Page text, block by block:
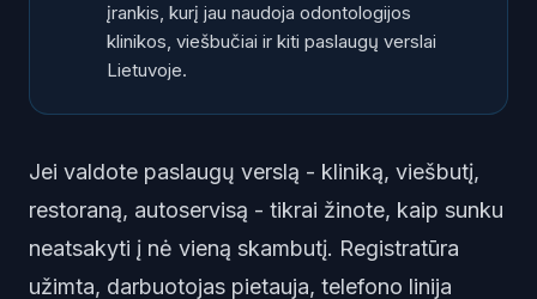
įrankis, kurį jau naudoja odontologijos
klinikos, viešbučiai ir kiti paslaugų verslai
Lietuvoje.
Jei valdote paslaugų verslą - kliniką, viešbutį,
restoraną, autoservisą - tikrai žinote, kaip sunku
neatsakyti į nė vieną skambutį. Registratūra
užimta, darbuotojas pietauja, telefono linija